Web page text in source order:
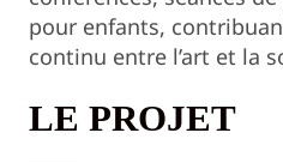
pour enfants,
continu entre l’art et la
LE PROJET